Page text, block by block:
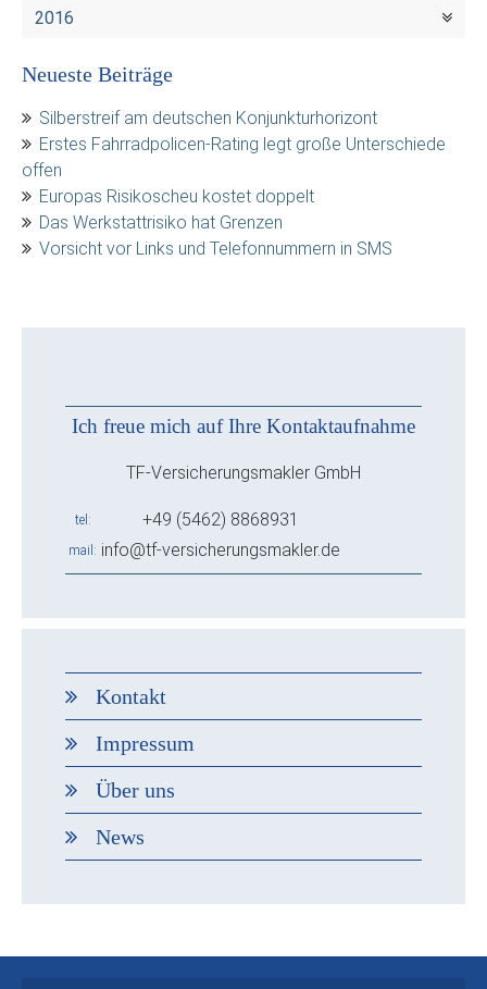
2016
Neueste Beiträge
Silberstreif am deutschen Konjunkturhorizont
Erstes Fahrradpolicen-Rating legt große Unterschiede
offen
Europas Risikoscheu kostet doppelt
Das Werkstattrisiko hat Grenzen
Vorsicht vor Links und Telefonnummern in SMS
Ich freue mich auf Ihre Kontaktaufnahme
TF-Versicherungsmakler GmbH
tel +49 (5462) 8868931
mail info@tf-versicherungsmakler.de
Kontakt
Impressum
Über uns
News